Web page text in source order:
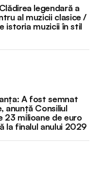
legendară a
al muzicii clasice /
istoria muzicii în stil
A fost semnat
anunță Consiliul
23 milioane de euro
la finalul anului 2029